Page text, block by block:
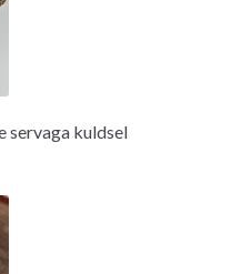
kuldsel